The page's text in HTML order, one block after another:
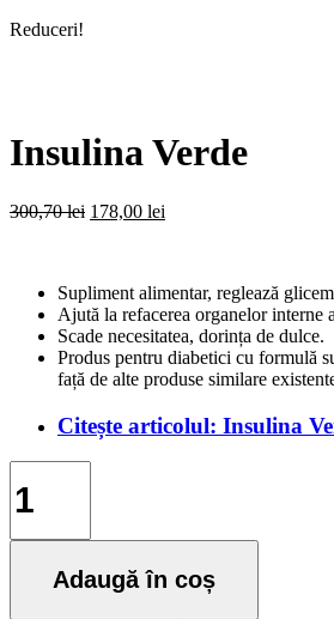
Reduceri!
Insulina Verde
300,70lei Prețul
300,70 lei.
178,00 lei
Supliment alimentar, reglează
Ajută la refacerea organelor interne
Scade necesitatea, dorința de dulce.
Produs pentru diabetici cu formulă
față de alte produse similare
Citește articolul: Insulina
Insulina
Verde
Adaugă în coș